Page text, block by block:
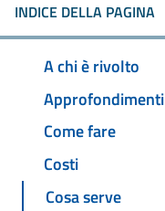
INDICE DELLA PAGINA
A chi è rivolto
Approfondimenti
Come fare
Costi
Cosa serve